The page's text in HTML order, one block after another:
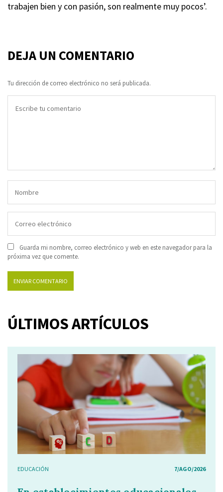
trabajen bien y con pasión, son realmente muy pocos’.
DEJA UN COMENTARIO
Tu dirección de correo electrónico no será publicada.
Guarda mi nombre, correo electrónico y web en este navegador para la
próxima vez que comente.
ÚLTIMOS ARTÍCULOS
EDUCACIÓN 7/AGO/2026